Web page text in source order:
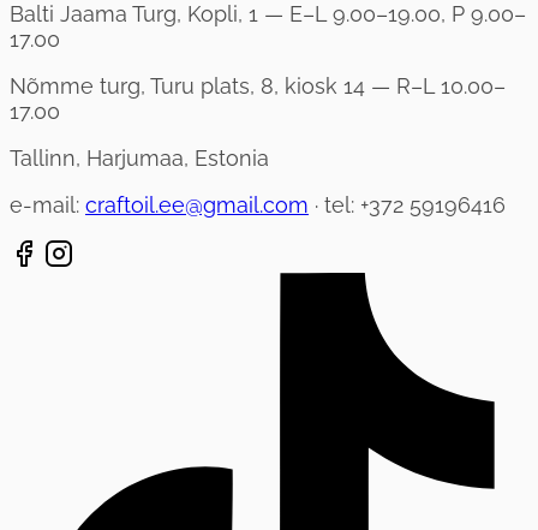
Balti Jaama Turg, Kopli, 1 — E–L 9.00–19.00, P 9.00–
17.00
Nõmme turg, Turu plats, 8, kiosk 14 — R–L 10.00–
17.00
Tallinn, Harjumaa, Estonia
e-mail: craftoil.ee@gmail.com · tel: +372 59196416